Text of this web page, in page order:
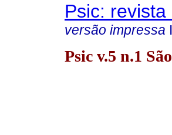
Psic:
versão impressa
Psic v.5 n.1